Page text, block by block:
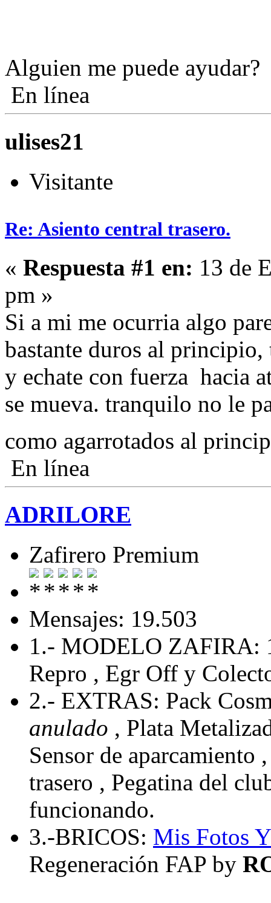
Alguien me puede ayudar?
En línea
ulises21
Visitante
Re: Asiento central trasero.
« Respuesta #1 en: 13 de
pm »
Si a mi me ocurria algo
bastante duros al
y echate con fuerza hacia
se mueva. tranquilo no le
como agarrotados al
En línea
ADRILORE
Zafirero Premium
Mensajes: 19.503
1.- MODELO ZAFIRA:
Repro , Egr Off y
2.- EXTRAS: Pack
anulado , Plata
Sensor de
trasero , Pegatina del
funcionando.
3.-BRICOS: Mis Fotos
Regeneración FAP by